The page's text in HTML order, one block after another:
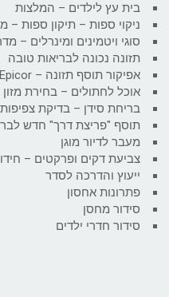
בית עץ לילדים – המלצות
ניקוי ספות – תיקון ספות –
סוגי ויטמינים ומינרלים –
תזונה נכונה לבריאות טובה
אפיקור תוסף תזונה – Epicor
אוכל לחתולים – בחירת
בריחת סידן – בדיקת
תוסף "פריצת דרך" חדש
מעבר לדיור מוגן
צביעת דקים ופרקטים –
ייעוץ והדרכה לסדר
פתרונות אחסון
סידור מחסן
סידור חדרי ילדים